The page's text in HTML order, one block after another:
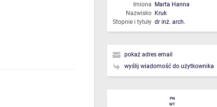
Imiona Marta Hanna
Nazwisko Kruk
Stopnie i tytuły dr inż. arch.
pokaż adres email
wyślij wiadomość do użytkownika
PN
WT